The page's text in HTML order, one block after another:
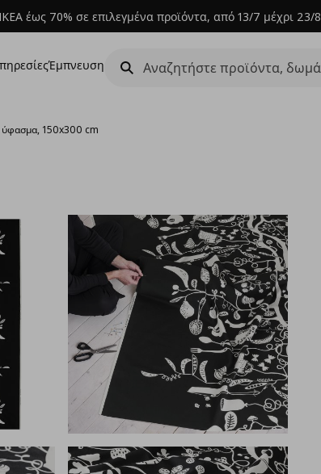
έως 70% σε επιλεγμένα προϊόντα, από 13/7 μέχρι 23/8
Έμπνευση
ύφασμα, 150x300 cm